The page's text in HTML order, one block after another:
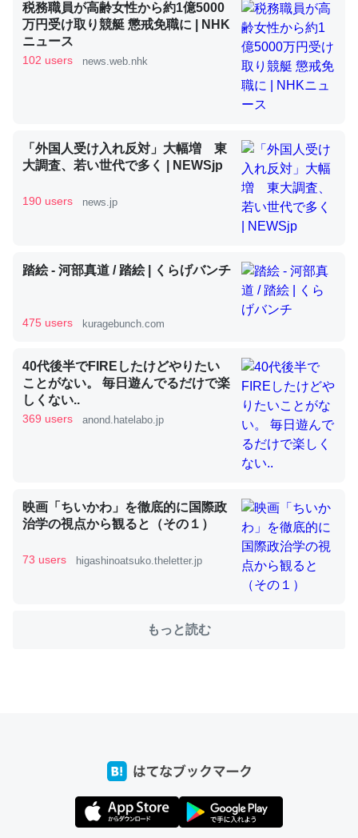
くらい。小説でいう「ずっと前の伏線」は回収されないけ
ど、短期記憶というには多い分量。進化すればするほど分
かりやすく強くなりそう
─GPTの仕組みと限界についての考察（１） - conceptualization
昆虫ってカルシウム少ないのか。知らんかった。調べたら
コオロギのカルシウム分はエビの600分の1程度。
─ニュース :: 【研究発表】昆虫学の大問題＝「昆虫はなぜ海にいな
利だから両方が拮抗してるのでは」とあって面白い。海に
いる鋏角類（カブトガニ・ウミグモ）はカルシウムを使わ
ずキチンを強化してる筈だが、酵素が違うのか？
─ニュース :: 【研究発表】昆虫学の大問題＝「昆虫はなぜ海にいな
これを元に考えるとカルシウムを大量に使う脊椎動物と貝
類は苦労してるんだな…。腹足類だと殻を無くしてナメク
─ニュース :: 【研究発表】昆虫学の大問題＝「昆虫はなぜ海にいな
これ見て生きてるなって分かる。
コミュニケーションが劇的に変化した｜tayorini by LIFULL介護
税務職員が高齢女性から約1億5000
万円受け取り競艇 懲戒免職に | NHK
ニュース
102 users news.web.nhk
「外国人受け入れ反対」大幅増 東
大調査、若い世代で多く | NEWSjp
190 users news.jp
踏絵 - 河部真道 / 踏絵 | くらげバンチ
475 users kuragebunch.com
40代後半でFIREしたけどやりたい
ことがない。 毎日遊んでるだけで楽
しくない..
369 users anond.hatelabo.jp
映画「ちいかわ」を徹底的に国際政
治学の視点から観ると（その１）
73 users higashinoatsuko.theletter.jp
もっと読む